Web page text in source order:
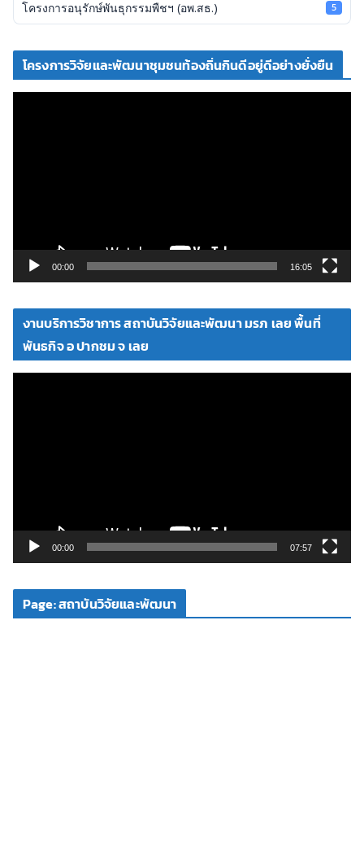
โครงการอนุรักษ์พันธุกรรมพืชฯ (อพ.สธ.) 5
โครงการวิจัยและพัฒนาชุมชนท้องถิ่นกินดีอยู่ดีอย่างยั่งยืน
ดี
โ
00:00 16:05
งานบริการวิชาการ สถาบันวิจัยและพัฒนา มรภ เลย พื้นที่
พันธกิจ อ ปากชม จ เลย
ดี
โ
00:00 07:57
Page: สถาบันวิจัยและพัฒนา